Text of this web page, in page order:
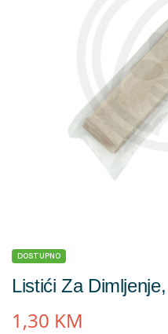
DOSTUPNO
Listići Za
1,30 KM